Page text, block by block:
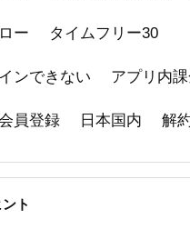
き
聴取できない
ジットカードに利用料金の
ー タイムフリー30
ンできない アプリ内
員登録 日本国内 解
ト